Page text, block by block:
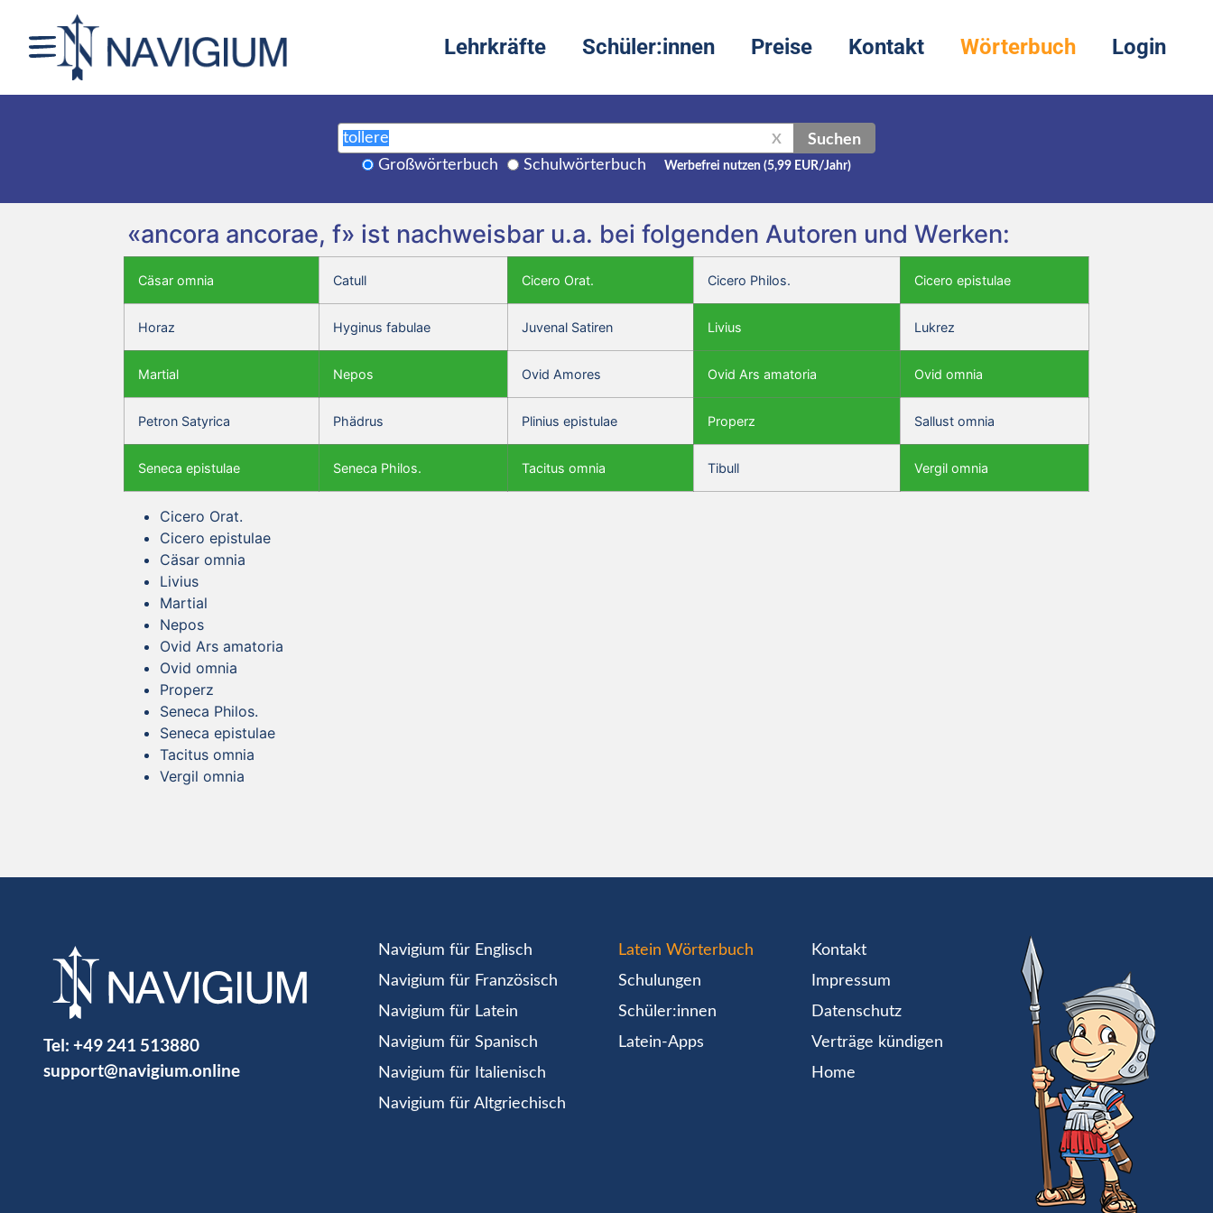
Lehrkräfte Schüler:innen Preise Kontakt Wörterbuch Login
X Suchen
Großwörterbuch Schulwörterbuch Werbefrei nutzen (5,99 EUR/Jahr)
«ancora ancorae, f» ist nachweisbar u.a. bei folgenden Autoren und Werken:
Cäsar omnia Catull Cicero Orat. Cicero Philos. Cicero epistulae
Horaz Hyginus fabulae Juvenal Satiren Livius Lukrez
Martial Nepos Ovid Amores Ovid Ars amatoria Ovid omnia
Petron Satyrica Phädrus Plinius epistulae Properz Sallust omnia
Seneca epistulae Seneca Philos. Tacitus omnia Tibull Vergil omnia
Cicero Orat.
Cicero epistulae
Cäsar omnia
Livius
Martial
Nepos
Ovid Ars amatoria
Ovid omnia
Properz
Seneca Philos.
Seneca epistulae
Tacitus omnia
Vergil omnia
Tel: +49 241 513880
support@navigium.online
Navigium für Englisch
Navigium für Französisch
Navigium für Latein
Navigium für Spanisch
Navigium für Italienisch
Navigium für Altgriechisch
Latein Wörterbuch
Schulungen
Schüler:innen
Latein-Apps
Kontakt
Impressum
Datenschutz
Verträge kündigen
Home